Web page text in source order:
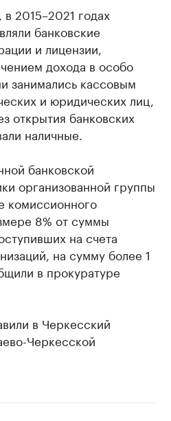
2015–2021 годах
банковские
и лицензии,
дохода в особо
занимались кассовым
и юридических лиц,
открытия банковских
наличные.
банковской
организованной группы
комиссионного
8% от суммы
на счета
на сумму более 1
в прокуратуре
в Черкесский
Черкесской